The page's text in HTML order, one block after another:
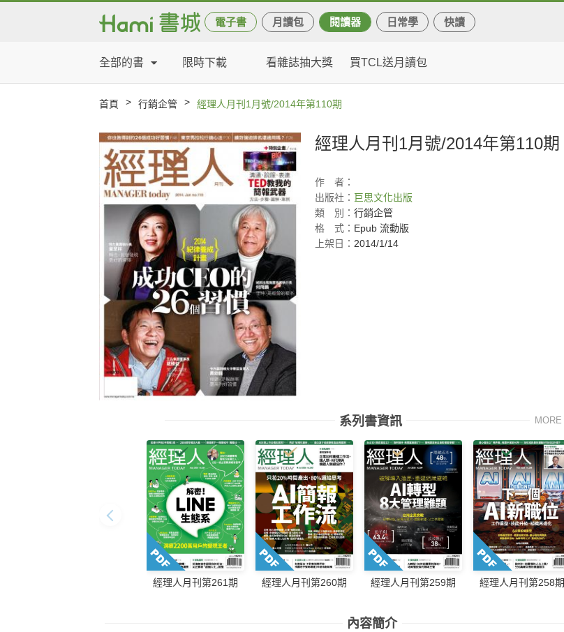
電子書 月讀包 閱讀器 日常學 快讀
全部的書 限時下載 看雜誌抽大獎 買TCL送月讀包
首頁 > 行銷企管 > 經理人月刊1月號/2014年第110期
經理人月刊1月號/2014年第110期
作
者：
出版社： 巨思文化出版
類
別： 行銷企管
格
式： Epub 流動版
上架日： 2014/1/14
系列書資訊 MORE
經理人月刊第261期 經理人月刊第260期 經理人月刊第259期 經理人月刊第258期
內容簡介